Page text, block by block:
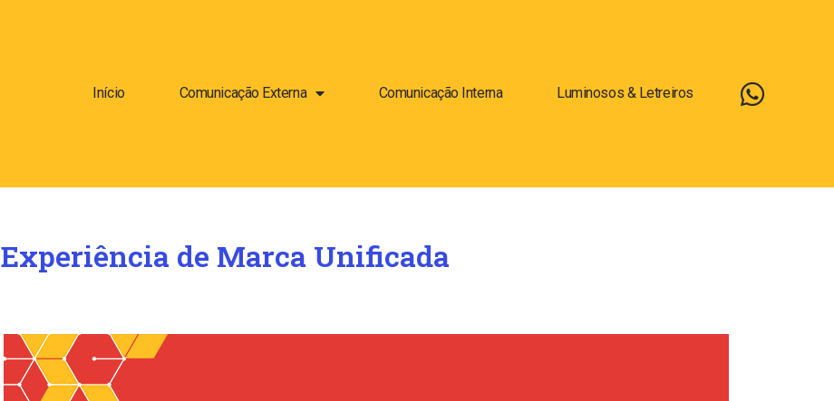
Início Comunicação Externa Comunicação Interna Luminosos & Letreiros
Experiência de Marca Unificada